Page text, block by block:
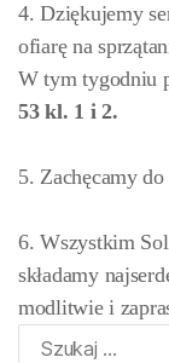
4. Dziękujemy
ofiarę na
W tym tygodniu
53 kl. 1 i 2.
5. Zachęcamy
6. Wszystkim
składamy
modlitwie i
Szukaj: